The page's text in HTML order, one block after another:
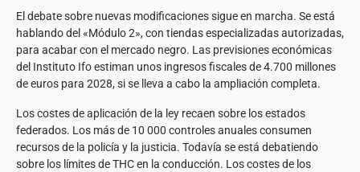
El debate sobre nuevas modificaciones sigue en marcha. Se está
hablando del «Módulo 2», con tiendas especializadas autorizadas,
para acabar con el mercado negro. Las previsiones económicas
del Instituto Ifo estiman unos ingresos fiscales de 4.700 millones
de euros para 2028, si se lleva a cabo la ampliación completa.
Los costes de aplicación de la ley recaen sobre los estados
federados. Los más de 10 000 controles anuales consumen
recursos de la policía y la justicia. Todavía se está debatiendo
sobre los límites de THC en la conducción. Los costes de los